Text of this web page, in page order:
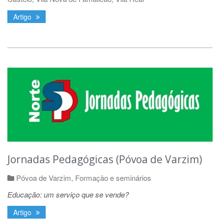
Artigo
Jornadas Pedagógicas (Póvoa de Varzim)
Póvoa de Varzim, Formação e seminários
Educação: um serviço que se vende?
Artigo